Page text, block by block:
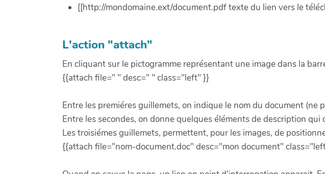
[[http://mondomaine.ext/document.pdf texte du lien vers le
L'action "attach"
En cliquant sur le pictogramme représentant une image dans la
{{attach file=" " desc=" " class="left" }}
Entre les premiéres guillemets, on indique le nom du document (ne
Entre les secondes, on donne quelques éléments de description
Les troisiémes guillemets, permettent, pour les images, de
{{attach file="nom-document.doc" desc="mon document"